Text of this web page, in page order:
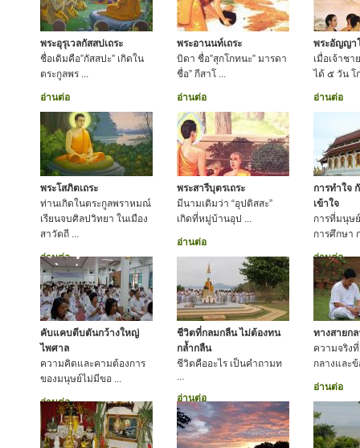
พระอุรุเวลกัสสปเถระ
ชื่อเดิมคือ”กัสสปะ” เกิดใน
ตระกูลพร ...
อ่านต่อ
พระอานนท์เถระ
บิดา ชื่อ”สุกโกทนะ” มารดา
ชื่อ” กีสาโ ...
อ่านต่อ
พระอัญญา
เมื่อเจ้าช
ได้ ๕ วัน
อ่านต่อ
พระโสภิตเถระ
ท่านเกิดในตระกูลพราหมณ์
เรียนจบศิลปวิทยา ในเมือง
สาวัตถี ...
อ่านต่อ
พระสารีบุตรเถระ
มีนามเดิมว่า “อุปติสสะ”
เกิดที่หมู่บ้านอุป ...
อ่านต่อ
การทำใจ
เข้าใจ
การที่มนุษ
การศึกษา
อ่านต่อ
คับแคบตีบตันกว้างใหญ่
ไพศาล
ความคิดและคามต้องการ
ของมนุษย์ไม่มีขอ ...
อ่านต่อ
ชีวิตที่กลมกลืน ไม่ต้องทน
กล้ำกลืน
ชีวิตคืออะไร เป็นคำถามท
...
อ่านต่อ
ทางสายกล
ความจริง
กลางและ
อ่านต่อ